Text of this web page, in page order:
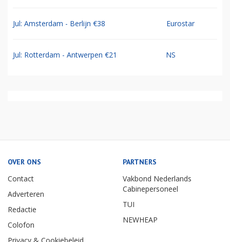
Jul: Amsterdam - Berlijn €38 Eurostar
Jul: Rotterdam - Antwerpen €21 NS
OVER ONS
Contact
Adverteren
Redactie
Colofon
PARTNERS
Vakbond Nederlands
Cabinepersoneel
TUI
NEWHEAP